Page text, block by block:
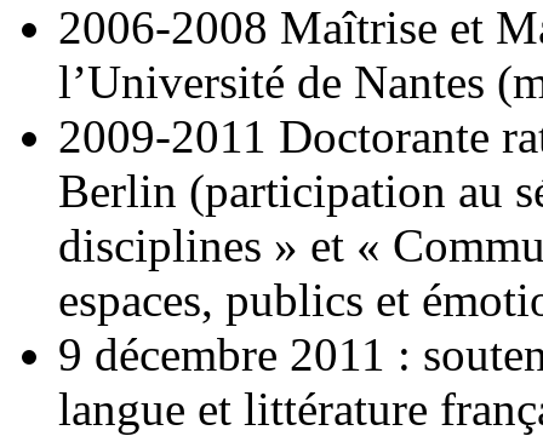
2006-2008 Maîtrise et
l’Université de Nantes
2009-2011 Doctorante
Berlin (participation au
disciplines » et «
espaces, publics et
9 décembre 2011 :
langue et littérature